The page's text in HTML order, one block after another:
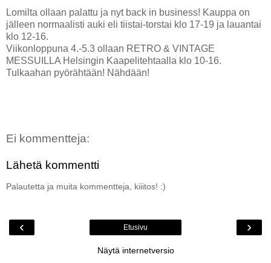
Lomilta ollaan palattu ja nyt back in business! Kauppa on
jälleen normaalisti auki eli tiistai-torstai klo 17-19 ja lauantai
klo 12-16.
Viikonloppuna 4.-5.3 ollaan RETRO & VINTAGE
MESSUILLA Helsingin Kaapelitehtaalla klo 10-16.
Tulkaahan pyörähtään! Nähdään!
Ei kommentteja:
Lähetä kommentti
Palautetta ja muita kommentteja, kiiitos! :)
‹ ›
Etusivu
Näytä internetversio